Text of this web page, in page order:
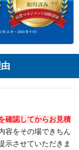
確認してからお見積
容をその場できちん
示させていただきま